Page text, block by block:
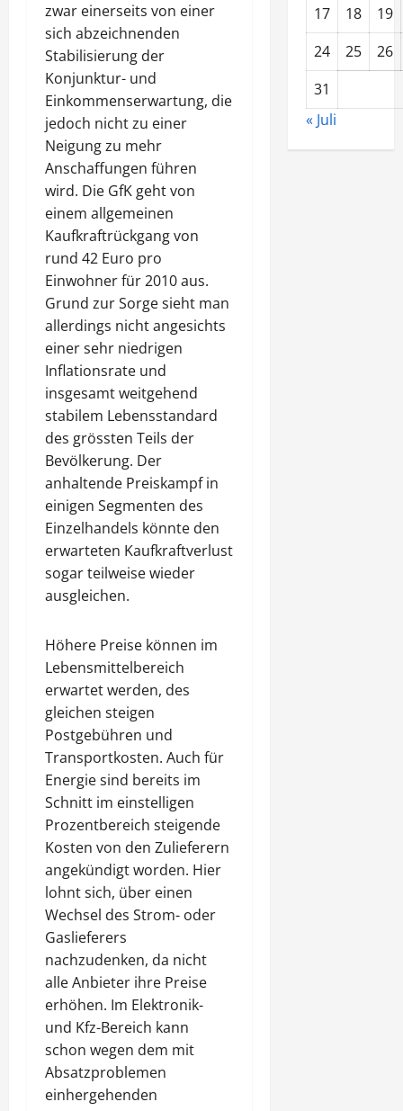
zwar einerseits von einer
sich abzeichnenden
Stabilisierung der
Konjunktur- und
Einkommenserwartung, die
jedoch nicht zu einer
Neigung zu mehr
Anschaffungen führen
wird. Die GfK geht von
einem allgemeinen
Kaufkraftrückgang von
rund 42 Euro pro
Einwohner für 2010 aus.
Grund zur Sorge sieht man
allerdings nicht angesichts
einer sehr niedrigen
Inflationsrate und
insgesamt weitgehend
stabilem Lebensstandard
des grössten Teils der
Bevölkerung. Der
anhaltende Preiskampf in
einigen Segmenten des
Einzelhandels könnte den
erwarteten Kaufkraftverlust
sogar teilweise wieder
ausgleichen.
Höhere Preise können im
Lebensmittelbereich
erwartet werden, des
gleichen steigen
Postgebühren und
Transportkosten. Auch für
Energie sind bereits im
Schnitt im einstelligen
Prozentbereich steigende
Kosten von den Zulieferern
angekündigt worden. Hier
lohnt sich, über einen
Wechsel des Strom- oder
Gaslieferers
nachzudenken, da nicht
alle Anbieter ihre Preise
erhöhen. Im Elektronik-
und Kfz-Bereich kann
schon wegen dem mit
Absatzproblemen
einhergehenden
17
18
19
24
25
26
31
« Juli